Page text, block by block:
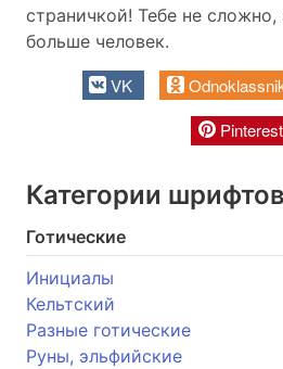
страничкой! Тебе не сложно,
больше человек.
VK
Pinterest
Категории шрифтов
Готические
Инициалы
Кельтский
Разные готические
Руны, эльфийские